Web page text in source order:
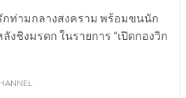
กท่ามกลางสงคราม พร้อมขนนัก
ลังชิงมรดก ในรายการ “เปิดกองวิก